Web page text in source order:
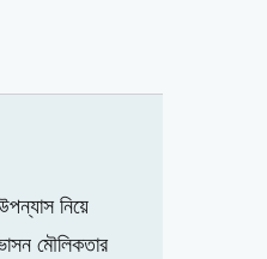
নিয়ে
মৌলিকতার